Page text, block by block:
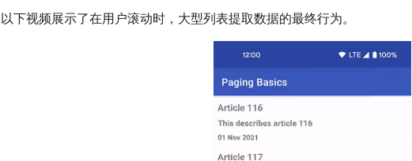
以下视频展示了在用户滚动时，大型列表提取数据的最终行为。